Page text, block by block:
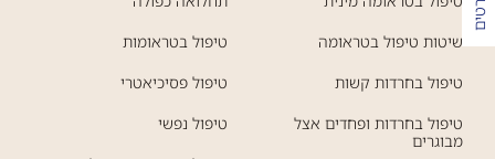
שיטות טיפול בטראומה
טיפול בחרדות קשות
טיפול בחרדות ופחדים אצל
מבוגרים
טיפול בטראומות
טיפול פסיכיאטרי
טיפול נפשי